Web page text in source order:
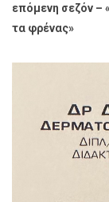
επόμενη σεζόν –
τα φρένας»